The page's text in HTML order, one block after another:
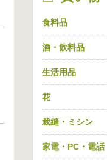
食料品
酒・飲料品
生活用品
花
裁縫・ミシン
家電・PC・電話